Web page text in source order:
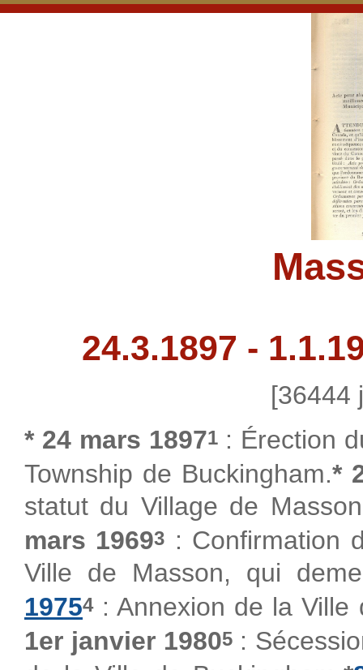
24.3.1897 -
[36444
* 24 mars 18971: Érection
Township de Buckingham.*
statut du Village de
mars 19693 : Confirmation
Ville de Masson, qui
19754: Annexion de la Ville
1er janvier 19805: